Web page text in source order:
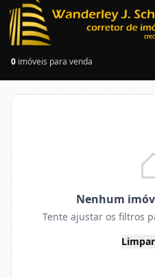
0 imóveis para venda
Nenhum
Tente ajustar os filtros